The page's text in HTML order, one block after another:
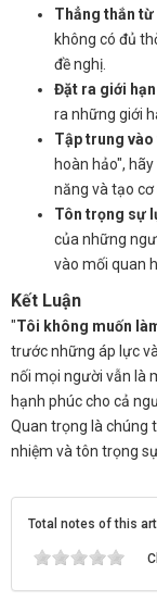
Thẳng thắn từ
không có đủ
đề nghị.
Đặt ra giới
ra những giới
Tập trung
hoàn hảo",
năng và tạo cơ
Tôn trọng sự
của những
vào mối quan
Kết Luận
"Tôi không muốn
trước những áp lực
nối mọi người vẫn là
hạnh phúc cho cả
Quan trọng là chúng
nhiệm và tôn trọng
Total notes of this